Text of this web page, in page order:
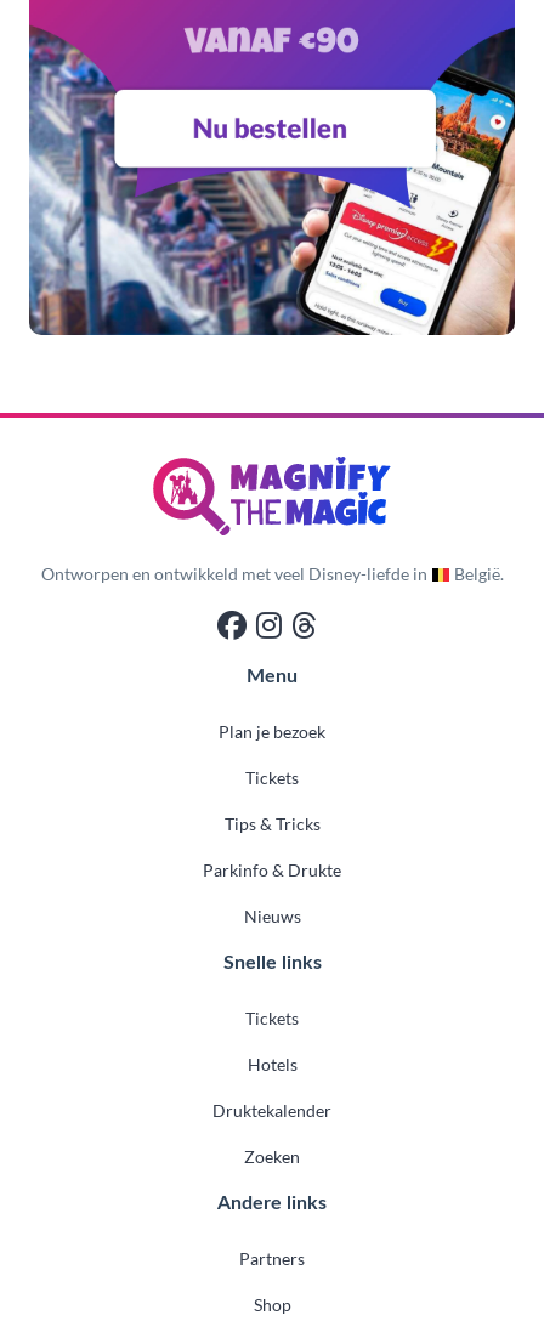
Ontworpen en ontwikkeld met veel Disney-liefde in België.
Menu
Plan je bezoek
Tickets
Tips & Tricks
Parkinfo & Drukte
Nieuws
Snelle links
Tickets
Hotels
Druktekalender
Zoeken
Andere links
Partners
Shop